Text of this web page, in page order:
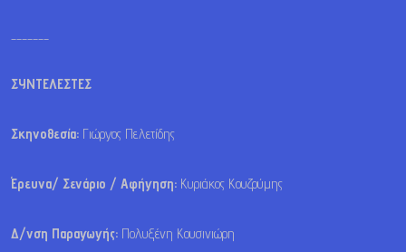
ΣΥΝΤΕΛΕΣΤΕΣ
Σκηνοθεσία: Γιώργος Πελετίδης
Έρευνα/ Σενάριο / Αφήγηση: Κυριάκος Κουζούμης
Δ/νση Παραγωγής: Πολυξένη Κουσινιώρη